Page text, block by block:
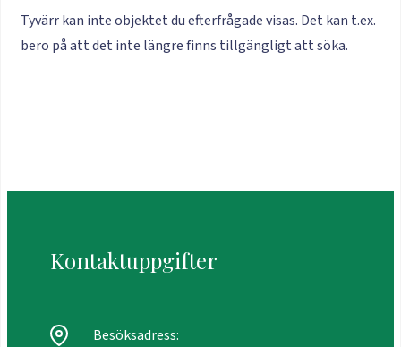
Tyvärr kan inte objektet du efterfrågade visas. Det kan t.ex.
bero på att det inte längre finns tillgängligt att söka.
Kontaktuppgifter
Besöksadress: